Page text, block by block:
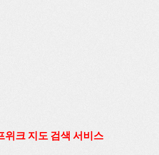
위크 지도 검색 서비스